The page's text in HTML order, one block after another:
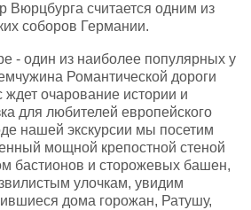
Вюрцбурга считается одним из
соборов Германии.
- один из наиболее популярных у
Романтической дороги
ждет очарование истории и
для любителей европейского
нашей экскурсии мы посетим
мощной крепостной стеной
бастионов и сторожевых башен,
улочкам, увидим
дома горожан, Ратушу,